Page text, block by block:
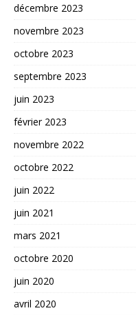
décembre 2023
novembre 2023
octobre 2023
septembre 2023
juin 2023
février 2023
novembre 2022
octobre 2022
juin 2022
juin 2021
mars 2021
octobre 2020
juin 2020
avril 2020